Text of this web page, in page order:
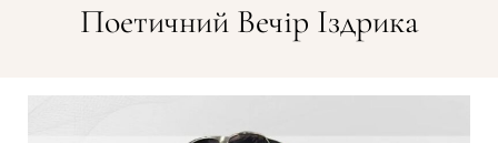
Поетичний Вечір Іздрика